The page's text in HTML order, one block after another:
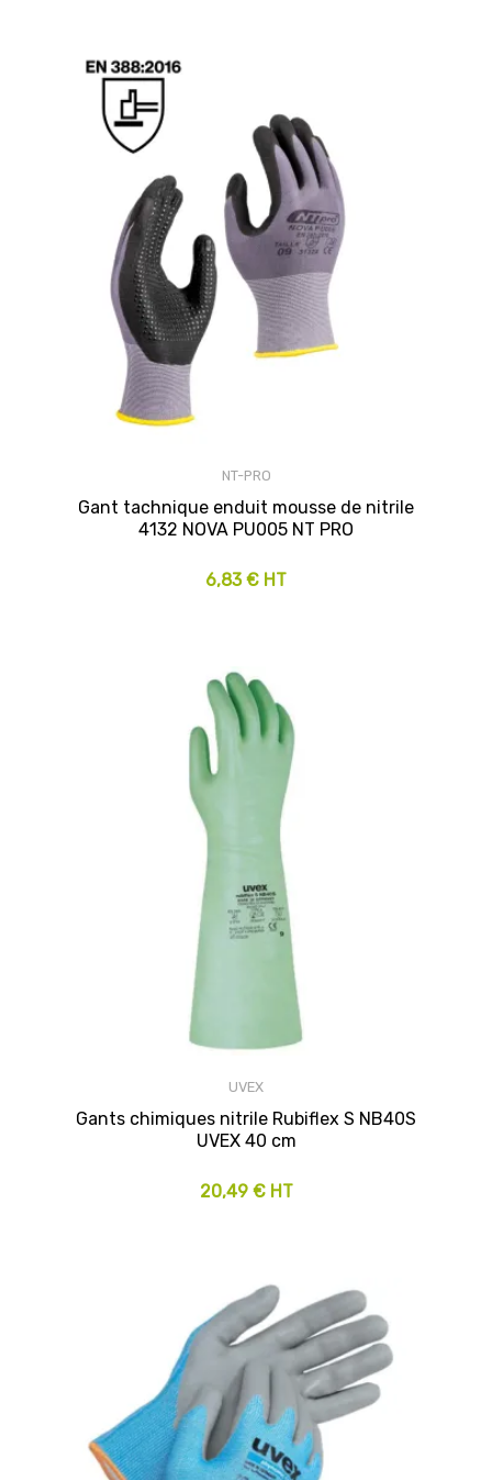
NT-PRO
Gant tachnique enduit mousse de nitrile
4132 NOVA PU005 NT PRO
6,83 € HT
UVEX
Gants chimiques nitrile Rubiflex S NB40S
UVEX 40 cm
20,49 € HT